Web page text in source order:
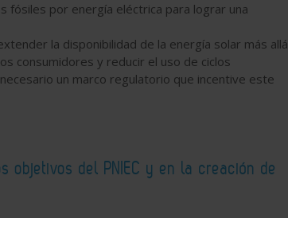
fósiles por energía eléctrica para lograr una
la disponibilidad de la energía solar más allá
consumidores y reducir el uso de ciclos
un marco regulatorio que incentive este
objetivos del PNIEC y en la creación de